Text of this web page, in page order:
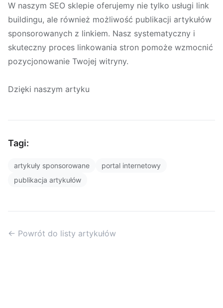
W naszym SEO sklepie oferujemy nie tylko usługi link
buildingu, ale również możliwość publikacji artykułów
sponsorowanych z linkiem. Nasz systematyczny i
skuteczny proces linkowania stron pomoże wzmocnić
pozycjonowanie Twojej witryny.
Dzięki naszym artyku
Tagi:
artykuły sponsorowane
portal internetowy
publikacja artykułów
← Powrót do listy artykułów